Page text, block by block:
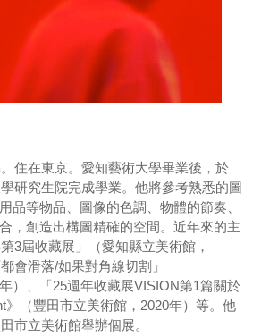
住在東京。愛知藝術大學畢業後，於
研究生院完成學業。他將參考熟悉的圖
品等物品、圖像的色調、物體的節奏、
，創造出構圖精確的空間。近年來的主
3屆收藏展」（愛知縣立美術館，
會滑落/如果對角線切割」
）、「25週年收藏展VISION第1篇關於
》（豐田市立美術館，2020年）等。他
市立美術館舉辦個展。